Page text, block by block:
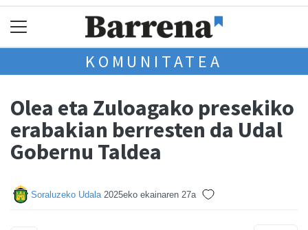
KOMUNITATEA
Olea eta Zuloagako presekiko
erabakian berresten da Udal
Gobernu Taldea
Soraluzeko Udala 2025eko ekainaren 27a